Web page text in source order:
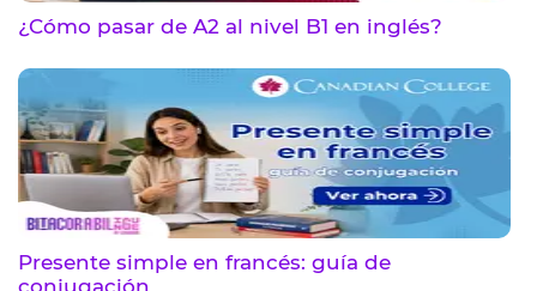
¿Cómo pasar de A2 al nivel B1 en inglés?
Presente simple en francés: guía de